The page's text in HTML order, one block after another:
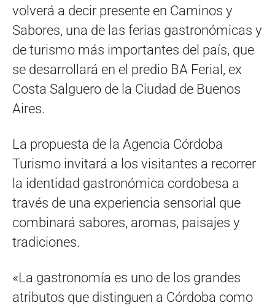
volverá a decir presente en Caminos y
Sabores, una de las ferias gastronómicas y
de turismo más importantes del país, que
se desarrollará en el predio BA Ferial, ex
Costa Salguero de la Ciudad de Buenos
Aires.
La propuesta de la Agencia Córdoba
Turismo invitará a los visitantes a recorrer
la identidad gastronómica cordobesa a
través de una experiencia sensorial que
combinará sabores, aromas, paisajes y
tradiciones.
«La gastronomía es uno de los grandes
atributos que distinguen a Córdoba como